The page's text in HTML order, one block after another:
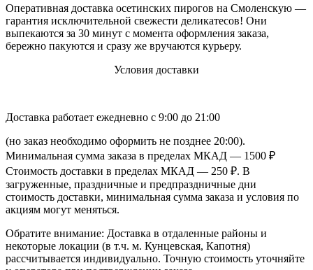
Оперативная доставка осетинских пирогов на Смоленскую —
гарантия исключительной свежести деликатесов! Они
выпекаются за 30 минут с момента оформления заказа,
бережно пакуются и сразу же вручаются курьеру.
Условия доставки
Доставка работает ежедневно с 9:00 до 21:00
(но заказ необходимо оформить не позднее 20:00).
Минимальная сумма заказа в пределах МКАД — 1500 ₽
Стоимость доставки в пределах МКАД — 250 ₽. В
загруженные, праздничные и предпраздничные дни
стоимость доставки, минимальная сумма заказа и условия по
акциям могут меняться.
Обратите внимание: Доставка в отдаленные районы и
некоторые локации (в т.ч. м. Кунцевская, Капотня)
рассчитывается индивидуально. Точную стоимость уточняйте